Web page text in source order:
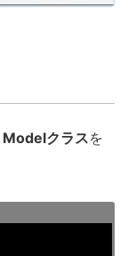
Modelクラスを